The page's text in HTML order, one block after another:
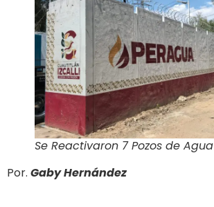
Se Reactivaron 7 Pozos de Agua
Por. Gaby Hernández